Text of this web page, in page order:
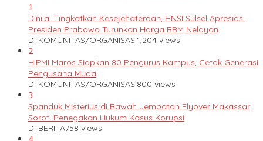
1
Dinilai Tingkatkan Kesejehateraan, HNSI Sulsel Apresiasi
Presiden Prabowo Turunkan Harga BBM Nelayan
Di KOMUNITAS/ORGANISASI1,204 views
2
HIPMI Maros Siapkan 80 Pengurus Kampus, Cetak Generasi
Pengusaha Muda
Di KOMUNITAS/ORGANISASI800 views
3
Spanduk Misterius di Bawah Jembatan Flyover Makassar
Soroti Penegakan Hukum Kasus Korupsi
Di BERITA758 views
4